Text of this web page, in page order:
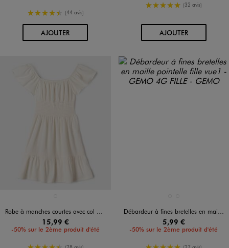
4.5/5 de moyenne
(44 avis)
AJOUTERAU PANIER
5/5 de moyenne
(32 avis)
AJOUTERAU PANIER
Robe à manches courtes avec col Bardot fille
15,99 €
-50% sur le 2ème produit d'été
Débardeur à fines bretelles en maille pointelle fille
5,99 €
-50% sur le 2ème produit d'été